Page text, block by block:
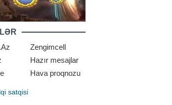
Zengimcell
Hazır mesajlar
Hava proqnozu
satqisi